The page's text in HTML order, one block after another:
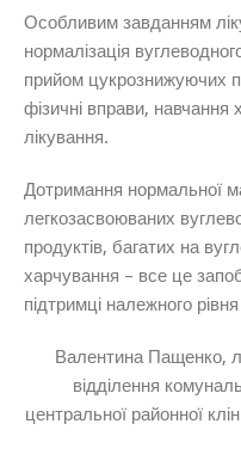
Особливим завданням
нормалізація
прийом цукрознижуючих
фізичні вправи, навчання
лікування.
Дотримання нормальної
легкозасвоюваних
продуктів, багатих на
харчування – все це
підтримці належного
Валентина Пащенко,
відділення
центральної районної